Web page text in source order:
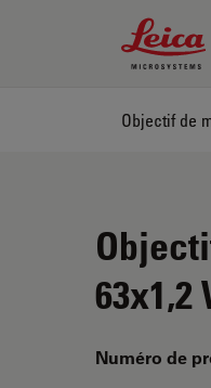
Leica
Objectif de
63x1,2
Numéro de